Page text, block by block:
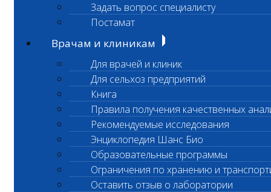
Задать вопрос специалисту
Постамат
Врачам и клиникам
Для врачей и клиник
Для сельхоз предприятий
Книга
Правила получения качественных
Рекомендуемые исследования
Энциклопедия Шанс Био
Образовательные программы
Ограничения по хранению и
Оставить отзыв о лаборатории